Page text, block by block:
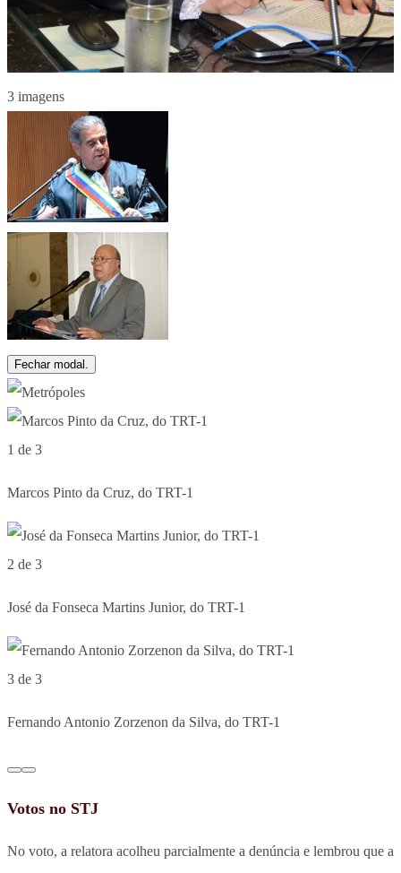
3 imagens
Fechar modal.
1 de 3
Marcos Pinto da Cruz, do TRT-1
2 de 3
José da Fonseca Martins Junior, do TRT-1
3 de 3
Fernando Antonio Zorzenon da Silva, do TRT-1
Votos no STJ
No voto, a relatora acolheu parcialmente a denúncia e lembrou que a